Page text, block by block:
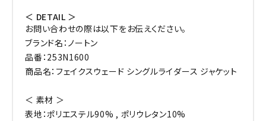
＜ DETAIL ＞
お問い合わせの際は以下をお伝えください。
ブランド名：ノートン
品番：253N1600
商品名：フェイクスウェード シングルライダース ジャケット
＜ 素材 ＞
表地：ポリエステル90% , ポリウレタン10%